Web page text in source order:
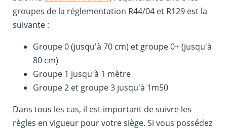
groupes de la réglementation R44/04 et R129 est la
suivante :
Groupe 0 (jusqu'à 70 cm) et groupe 0+ (jusqu'à
80 cm)
Groupe 1 jusqu'à 1 mètre
Groupe 2 et groupe 3 jusqu'à 1m50
Dans tous les cas, il est important de suivre les
règles en vigueur pour votre siège. Si vous possédez